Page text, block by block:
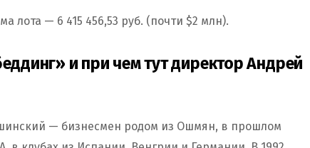
лота — 6 415 456,53 руб. (почти $2 млн).
и при чем тут директор Андрей
— бизнесмен родом из Ошмян, в прошлом